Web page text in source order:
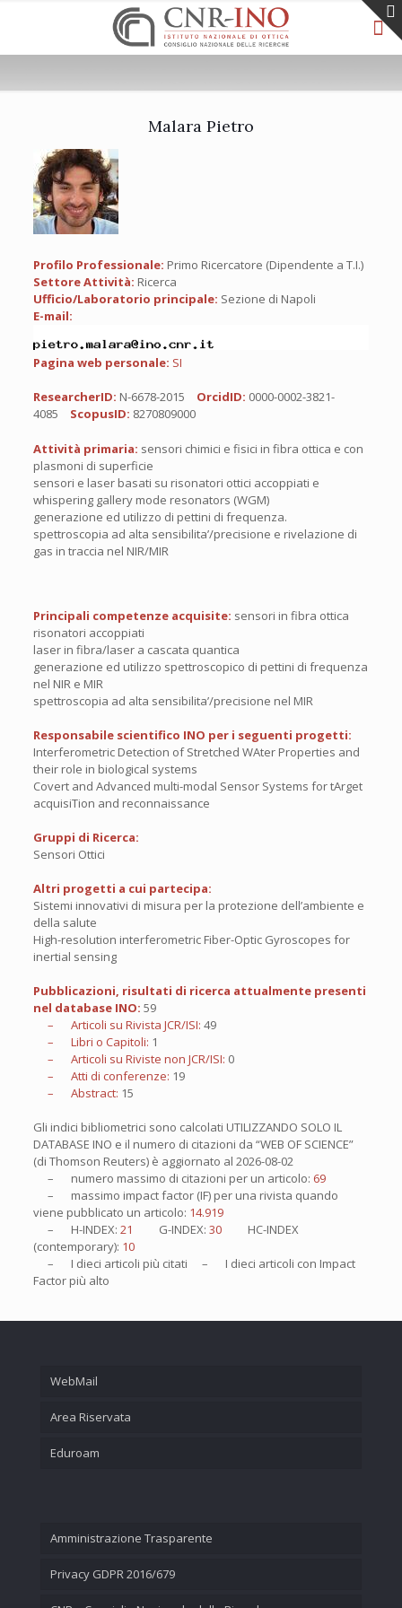
Malara Pietro
Profilo Professionale: Primo Ricercatore (Dipendente a T.I.)
Settore Attività: Ricerca
Ufficio/Laboratorio principale: Sezione di Napoli
E-mail:
Pagina web personale: SI
ResearcherID: N-6678-2015 OrcidID: 0000-0002-3821-
4085
ScopusID: 8270809000
Attività primaria: sensori chimici e fisici in fibra ottica e con
plasmoni di superficie
sensori e laser basati su risonatori ottici accoppiati e
whispering gallery mode resonators (WGM)
generazione ed utilizzo di pettini di frequenza.
spettroscopia ad alta sensibilita’/precisione e rivelazione di
gas in traccia nel NIR/MIR
Principali competenze acquisite: sensori in fibra ottica
risonatori accoppiati
laser in fibra/laser a cascata quantica
generazione ed utilizzo spettroscopico di pettini di frequenza
nel NIR e MIR
spettroscopia ad alta sensibilita’/precisione nel MIR
Responsabile scientifico INO per i seguenti progetti:
Interferometric Detection of Stretched WAter Properties and
their role in biological systems
Covert and Advanced multi-modal Sensor Systems for tArget
acquisiTion and reconnaissance
Gruppi di Ricerca:
Sensori Ottici
Altri progetti a cui partecipa:
Sistemi innovativi di misura per la protezione dell’ambiente e
della salute
High-resolution interferometric Fiber-Optic Gyroscopes for
inertial sensing
Pubblicazioni, risultati di ricerca attualmente presenti
nel database INO: 59
– Articoli su Rivista JCR/ISI: 49
– Libri o Capitoli: 1
– Articoli su Riviste non JCR/ISI: 0
– Atti di conferenze: 19
– Abstract: 15
Gli indici bibliometrici sono calcolati UTILIZZANDO SOLO IL
DATABASE INO e il numero di citazioni da “WEB OF SCIENCE”
(di Thomson Reuters) è aggiornato al 2026-08-02
– numero massimo di citazioni per un articolo: 69
– massimo impact factor (IF) per una rivista quando
viene pubblicato un articolo: 14.919
– H-INDEX: 21 G-INDEX: 30
HC-INDEX
(contemporary): 10
– I dieci articoli più citati – I dieci articoli con Impact
Factor più alto
WebMail
Area Riservata
Eduroam
Amministrazione Trasparente
Privacy GDPR 2016/679